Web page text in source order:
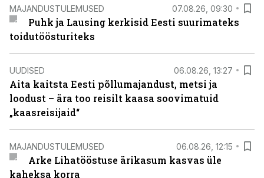
MAJANDUSTULEMUSED 07.08.26, 09:30
Puhk ja Lausing kerkisid Eesti suurimateks
toidutöösturiteks
UUDISED 06.08.26, 13:27
Aita kaitsta Eesti põllumajandust, metsi ja
loodust – ära too reisilt kaasa soovimatuid
„kaasreisijaid“
MAJANDUSTULEMUSED 06.08.26, 12:15
Arke Lihatööstuse ärikasum kasvas üle
kaheksa korra